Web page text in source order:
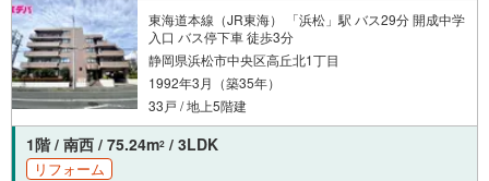
・浜松市中央区に特化し浜名区まで幅広い物件を取り扱っています！
浜松市の物件ならおまかせください。
新築戸建、中古戸建、中古マンション、土地をお客様のご希望に合わせて
ご提案いたします！
・中古物件のリフォーム実績多数！
中古物件をご購入の際、約70％という多くの方々がリフォームを行ってい
ます。
新築購入より低コストで、新築同様の快適なお住まいを実現できます。
東海道本線（JR東海） 「浜松」駅 バス29分 開成中学
入口 バス停下車 徒歩3分
静岡県浜松市中央区高丘北1丁目
1992年3月（築35年）
33戸 / 地上5階建
1階 / 南西 / 75.24m2 / 3LDK
リフォーム